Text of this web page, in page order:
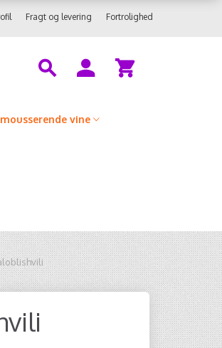
Fortrolighed
Fragt og levering
vine